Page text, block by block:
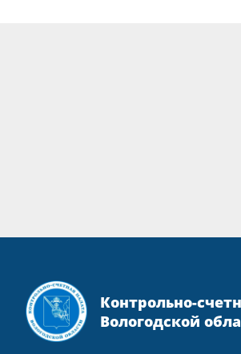
Контрольно-
Вологодской